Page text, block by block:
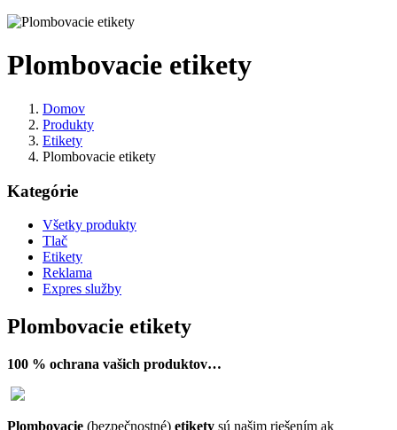
Plombovacie etikety
Domov
Produkty
Etikety
Plombovacie etikety
Kategórie
Všetky produkty
Tlač
Etikety
Reklama
Expres služby
Plombovacie etikety
100 % ochrana vašich produktov…
Plombovacie (bezpečnostné) etikety sú našim riešením ak